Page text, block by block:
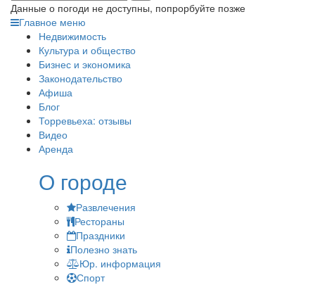
Данные о погоди не доступны, попрорбуйте позже
Главное меню
Недвижимость
Культура и общество
Бизнес и экономика
Законодательство
Афиша
Блог
Торревьеха: отзывы
Видео
Аренда
О городе
Развлечения
Рестораны
Праздники
Полезно знать
Юр. информация
Спорт